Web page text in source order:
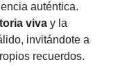
auténtica.
viva y la
invitándote a
recuerdos.